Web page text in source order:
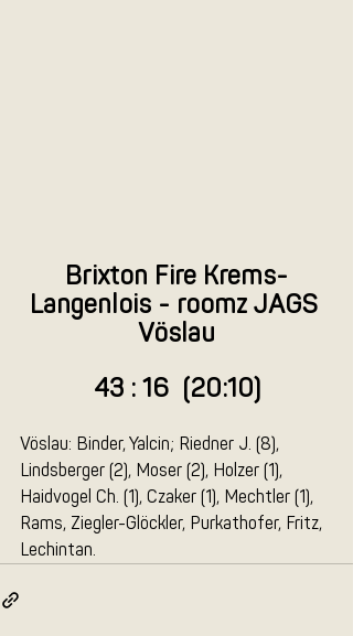
Brixton Fire Krems-
Langenlois - roomz JAGS
Vöslau
43 : 16  (20:10)
Vöslau: Binder, Yalcin; Riedner J. (8),
Lindsberger (2), Moser (2), Holzer (1),
Haidvogel Ch. (1), Czaker (1), Mechtler (1),
Rams, Ziegler-Glöckler, Purkathofer, Fritz,
Lechintan.